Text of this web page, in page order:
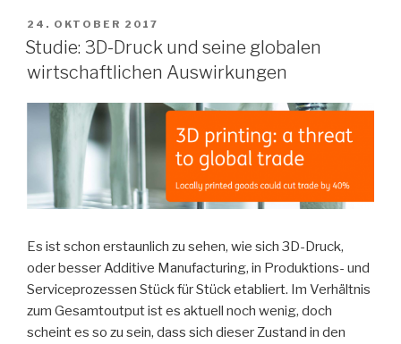
VERÖFFENTLICHT
AM
24. OKTOBER 2017
Studie: 3D-Druck und seine globalen
wirtschaftlichen Auswirkungen
Es ist schon erstaunlich zu sehen, wie sich 3D-Druck,
oder besser Additive Manufacturing, in Produktions- und
Serviceprozessen Stück für Stück etabliert. Im Verhältnis
zum Gesamtoutput ist es aktuell noch wenig, doch
scheint es so zu sein, dass sich dieser Zustand in den